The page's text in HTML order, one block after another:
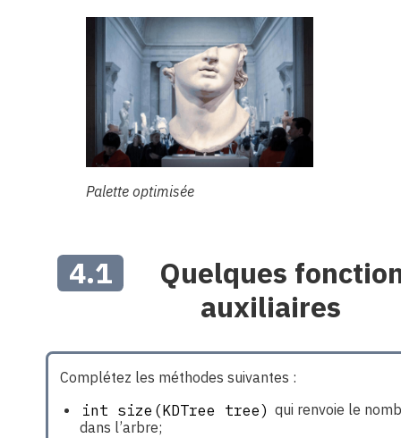
Palette optimisée
4.1
Quelques
auxiliaires
Complétez les méthodes suivantes :
int size(KDTree tree) qui renvoie le
dans l’arbre;